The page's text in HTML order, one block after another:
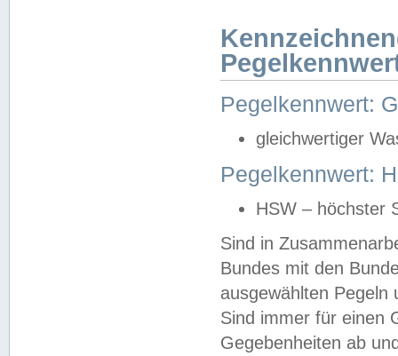
Pegelkennwert:
gleichwertiger
Pegelkennwert:
HSW – höchster
Sind in
Bundes mit den
ausgewählten
Sind immer für einen
Gegebenheiten ab